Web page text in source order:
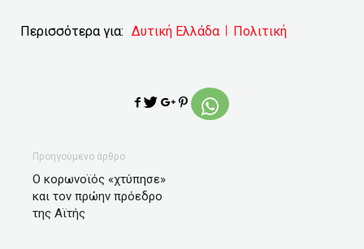
Περισσότερα για: Δυτική Ελλάδα Πολιτική
Προηγούμενο άρθρο
Ο κορωνοϊός «χτύπησε»
και τον πρώην πρόεδρο
της Αϊτής